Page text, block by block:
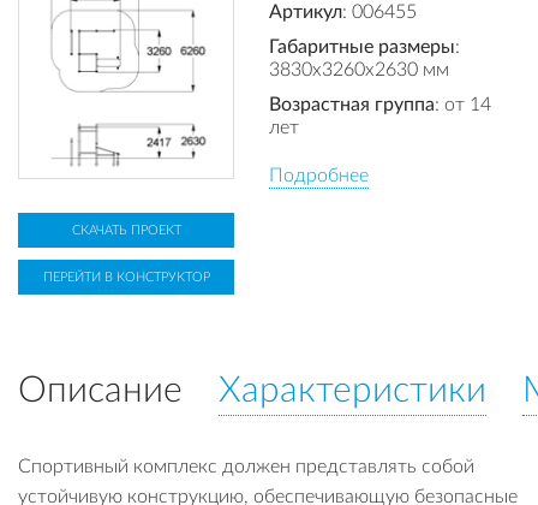
Артикул: 006455
Габаритные размеры:
3830x3260x2630 мм
Возрастная группа: от 14
лет
Подробнее
СКАЧАТЬ ПРОЕКТ
ПЕРЕЙТИ В КОНСТРУКТОР
Описание Характеристики
Спортивный комплекс должен представлять собой
устойчивую конструкцию, обеспечивающую безопасные